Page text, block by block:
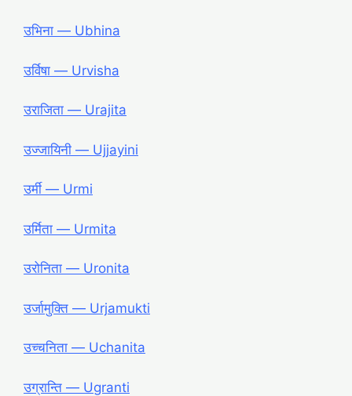
उभिना ― Ubhina
उर्विषा ― Urvisha
उराजिता ― Urajita
उज्जायिनी ― Ujjayini
उर्मी ― Urmi
उर्मिता ― Urmita
उरोनिता ― Uronita
उर्जामुक्ति ― Urjamukti
उच्चनिता ― Uchanita
उग्रान्ति ― Ugranti